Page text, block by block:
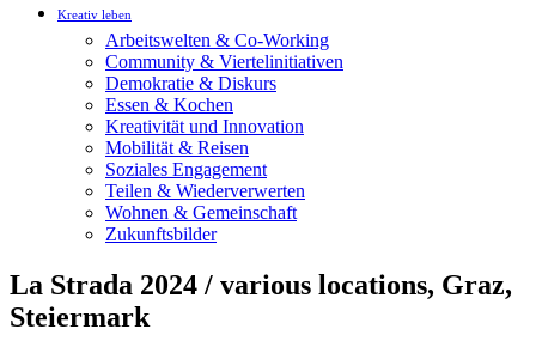
Kreativ leben
Arbeitswelten & Co-Working
Community & Viertelinitiativen
Demokratie & Diskurs
Essen & Kochen
Kreativität und Innovation
Mobilität & Reisen
Soziales Engagement
Teilen & Wiederverwerten
Wohnen & Gemeinschaft
Zukunftsbilder
La Strada 2024 / various locations, Graz,
Steiermark